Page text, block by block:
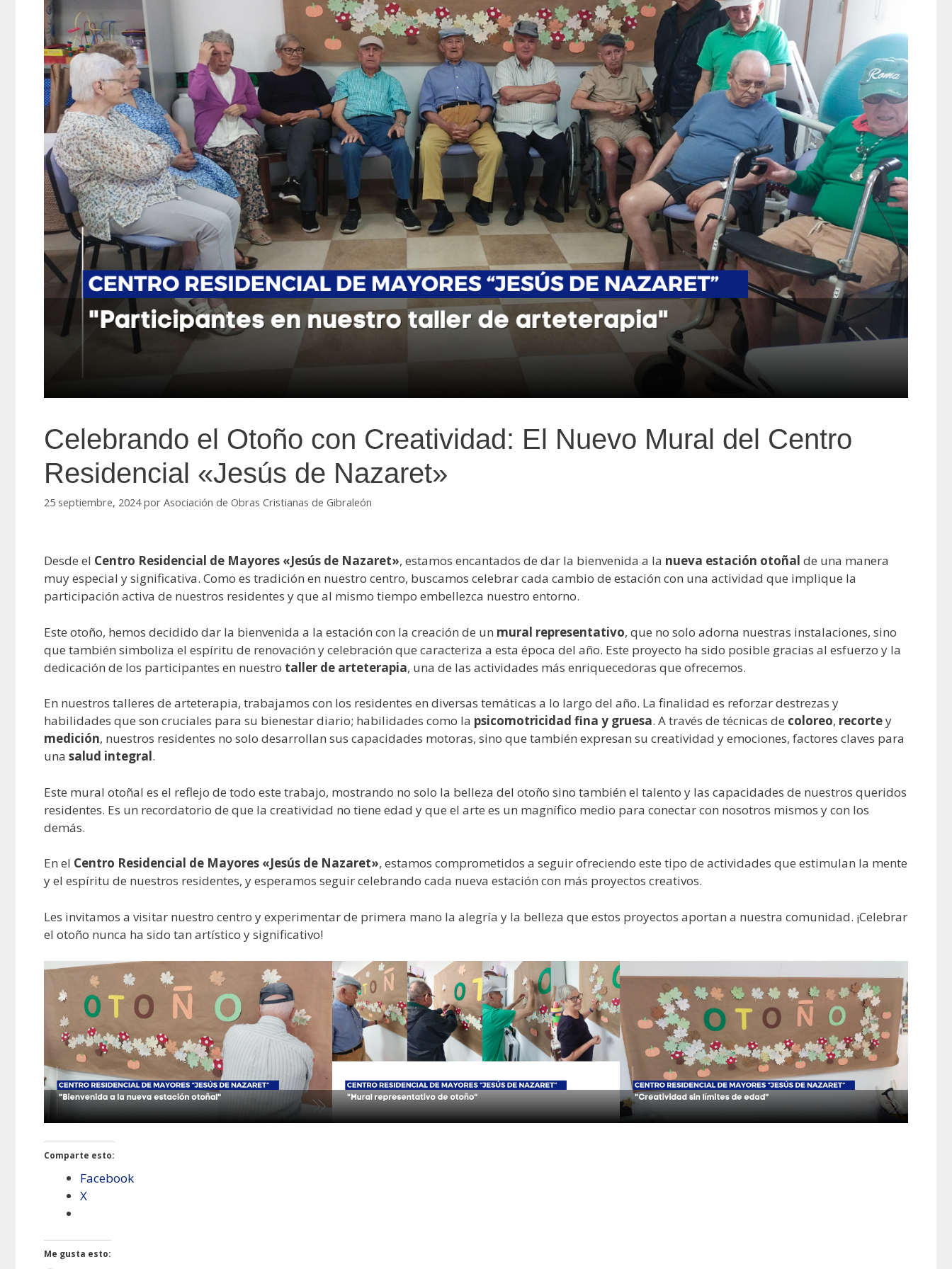
Celebrando el Otoño con Creatividad: El Nuevo Mural del Centro
Residencial «Jesús de Nazaret»
25 septiembre, 2024 por Asociación de Obras Cristianas de Gibraleón
Desde el Centro Residencial de Mayores «Jesús de Nazaret», estamos encantados de dar la bienvenida a la nueva estación otoñal de una manera
muy especial y significativa. Como es tradición en nuestro centro, buscamos celebrar cada cambio de estación con una actividad que implique la
participación activa de nuestros residentes y que al mismo tiempo embellezca nuestro entorno.
Este otoño, hemos decidido dar la bienvenida a la estación con la creación de un mural representativo, que no solo adorna nuestras instalaciones, sino
que también simboliza el espíritu de renovación y celebración que caracteriza a esta época del año. Este proyecto ha sido posible gracias al esfuerzo y la
dedicación de los participantes en nuestro taller de arteterapia, una de las actividades más enriquecedoras que ofrecemos.
En nuestros talleres de arteterapia, trabajamos con los residentes en diversas temáticas a lo largo del año. La finalidad es reforzar destrezas y
habilidades que son cruciales para su bienestar diario; habilidades como la psicomotricidad fina y gruesa. A través de técnicas de coloreo, recortey
medición, nuestros residentes no solo desarrollan sus capacidades motoras, sino que también expresan su creatividad y emociones, factores claves para
una salud integral.
Este mural otoñal es el reflejo de todo este trabajo, mostrando no solo la belleza del otoño sino también el talento y las capacidades de nuestros queridos
residentes. Es un recordatorio de que la creatividad no tiene edad y que el arte es un magnífico medio para conectar con nosotros mismos y con los
demás.
En el Centro Residencial de Mayores «Jesús de Nazaret», estamos comprometidos a seguir ofreciendo este tipo de actividades que estimulan la mente
y el espíritu de nuestros residentes, y esperamos seguir celebrando cada nueva estación con más proyectos creativos.
Les invitamos a visitar nuestro centro y experimentar de primera mano la alegría y la belleza que estos proyectos aportan a nuestra comunidad. ¡Celebrar
el otoño nunca ha sido tan artístico y significativo!
Comparte esto:
Facebook
X
Me gusta esto: